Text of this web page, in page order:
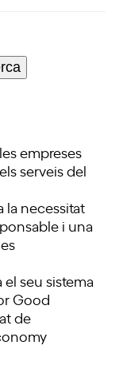
empreses
serveis del
la necessitat
i una
el seu sistema
Good
de